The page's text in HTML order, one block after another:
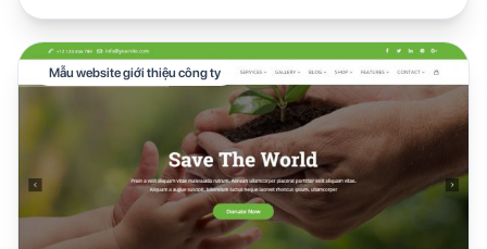
Mẫu website giới thiệu công ty